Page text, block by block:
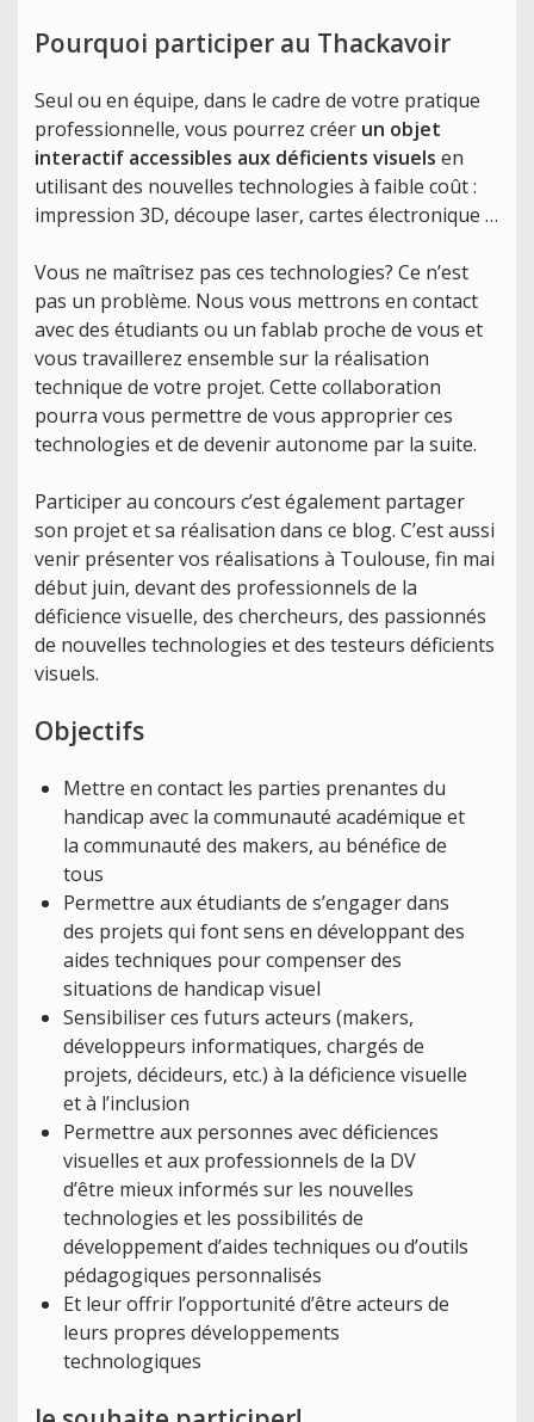
Pourquoi participer au Thackavoir
Seul ou en équipe, dans le cadre de votre pratique
professionnelle, vous pourrez créer un objet
interactif accessibles aux déficients visuels en
utilisant des nouvelles technologies à faible coût :
impression 3D, découpe laser, cartes électronique …
Vous ne maîtrisez pas ces technologies? Ce n’est
pas un problème. Nous vous mettrons en contact
avec des étudiants ou un fablab proche de vous et
vous travaillerez ensemble sur la réalisation
technique de votre projet. Cette collaboration
pourra vous permettre de vous approprier ces
technologies et de devenir autonome par la suite.
Participer au concours c’est également partager
son projet et sa réalisation dans ce blog. C’est aussi
venir présenter vos réalisations à Toulouse, fin mai
début juin, devant des professionnels de la
déficience visuelle, des chercheurs, des passionnés
de nouvelles technologies et des testeurs déficients
visuels.
Objectifs
Mettre en contact les parties prenantes du
handicap avec la communauté académique et
la communauté des makers, au bénéfice de
tous
Permettre aux étudiants de s’engager dans
des projets qui font sens en développant des
aides techniques pour compenser des
situations de handicap visuel
Sensibiliser ces futurs acteurs (makers,
développeurs informatiques, chargés de
projets, décideurs, etc.) à la déficience visuelle
et à l’inclusion
Permettre aux personnes avec déficiences
visuelles et aux professionnels de la DV
d’être mieux informés sur les nouvelles
technologies et les possibilités de
développement d’aides techniques ou d’outils
pédagogiques personnalisés
Et leur offrir l’opportunité d’être acteurs de
leurs propres développements
technologiques